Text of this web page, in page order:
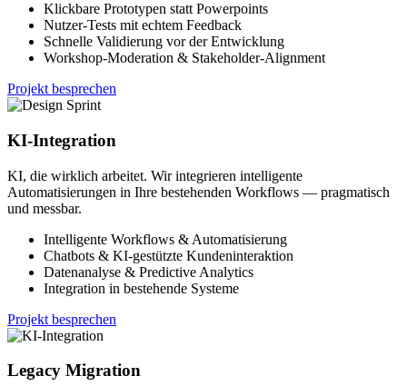
Klickbare Prototypen statt Powerpoints
Nutzer-Tests mit echtem Feedback
Schnelle Validierung vor der Entwicklung
Workshop-Moderation & Stakeholder-Alignment
Projekt besprechen
KI-Integration
KI, die wirklich arbeitet. Wir integrieren intelligente
Automatisierungen in Ihre bestehenden Workflows — pragmatisch
und messbar.
Intelligente Workflows & Automatisierung
Chatbots & KI-gestützte Kundeninteraktion
Datenanalyse & Predictive Analytics
Integration in bestehende Systeme
Projekt besprechen
Legacy Migration